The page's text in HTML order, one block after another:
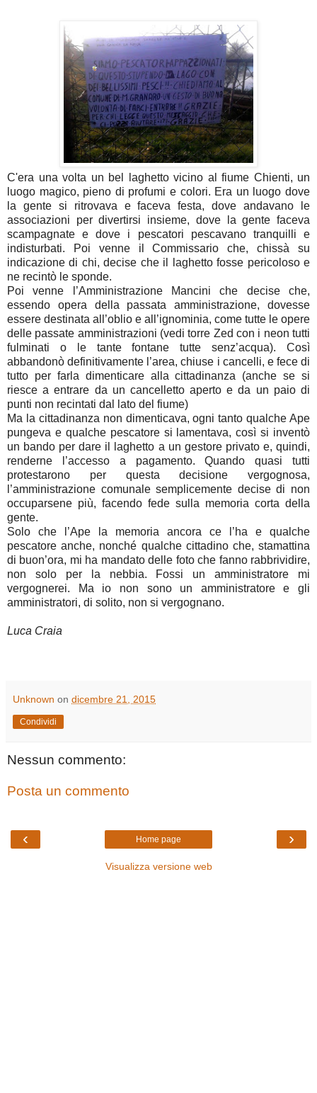
C'era una volta un bel laghetto vicino al fiume Chienti, un
luogo magico, pieno di profumi e colori. Era un luogo dove
la gente si ritrovava e faceva festa, dove andavano le
associazioni per divertirsi insieme, dove la gente faceva
scampagnate e dove i pescatori pescavano tranquilli e
indisturbati. Poi venne il Commissario che, chissà su
indicazione di chi, decise che il laghetto fosse pericoloso e
ne recintò le sponde.
Poi venne l’Amministrazione Mancini che decise che,
essendo opera della passata amministrazione, dovesse
essere destinata all’oblio e all’ignominia, come tutte le opere
delle passate amministrazioni (vedi torre Zed con i neon tutti
fulminati o le tante fontane tutte senz’acqua). Così
abbandonò definitivamente l’area, chiuse i cancelli, e fece di
tutto per farla dimenticare alla cittadinanza (anche se si
riesce a entrare da un cancelletto aperto e da un paio di
punti non recintati dal lato del fiume)
Ma la cittadinanza non dimenticava, ogni tanto qualche Ape
pungeva e qualche pescatore si lamentava, così si inventò
un bando per dare il laghetto a un gestore privato e, quindi,
renderne l’accesso a pagamento. Quando quasi tutti
protestarono per questa decisione vergognosa,
l’amministrazione comunale semplicemente decise di non
occuparsene più, facendo fede sulla memoria corta della
gente.
Solo che l’Ape la memoria ancora ce l’ha e qualche
pescatore anche, nonché qualche cittadino che, stamattina
di buon’ora, mi ha mandato delle foto che fanno rabbrividire,
non solo per la nebbia. Fossi un amministratore mi
vergognerei. Ma io non sono un amministratore e gli
amministratori, di solito, non si vergognano.
Luca Craia
Unknown on dicembre 21, 2015
Condividi
Nessun commento:
Posta un commento
‹ ›
Home page
Visualizza versione web